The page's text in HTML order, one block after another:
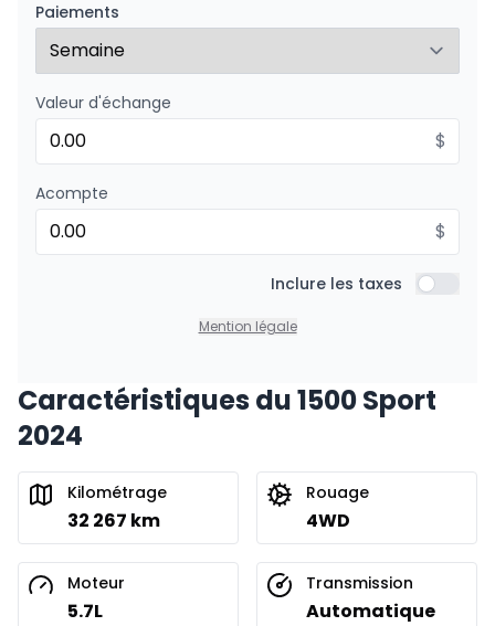
0.00 $ d'acompte • 8.99%
Financement sur 48 mois
Financement sur 48 mois
0.00 $ d'acompte • 8.99%
À partir de :
Financement sur 36 mois
462 $/Sem.
Financement sur 24 mois
Financement sur 24 mois
À partir de :
Paiements
Valeur d'échange
$
Acompte
$
Inclure les taxes Inclure
Mention légale
Caractéristiques du 1500 Sport
2024
Kilométrage
32 267 km
Rouage
4WD
Moteur
5.7L
Transmission
Automatique